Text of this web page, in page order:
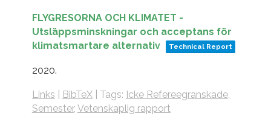
FLYGRESORNA OCH KLIMATET -
Utsläppsminskningar och acceptans för
klimatsmartare alternativ
Technical Report
2020.
Links BibTeX| Tags: Icke Refereegranskade,
Semester, Vetenskaplig rapport